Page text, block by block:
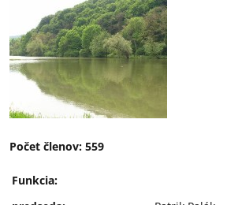
Počet členov: 559
Funkcia: